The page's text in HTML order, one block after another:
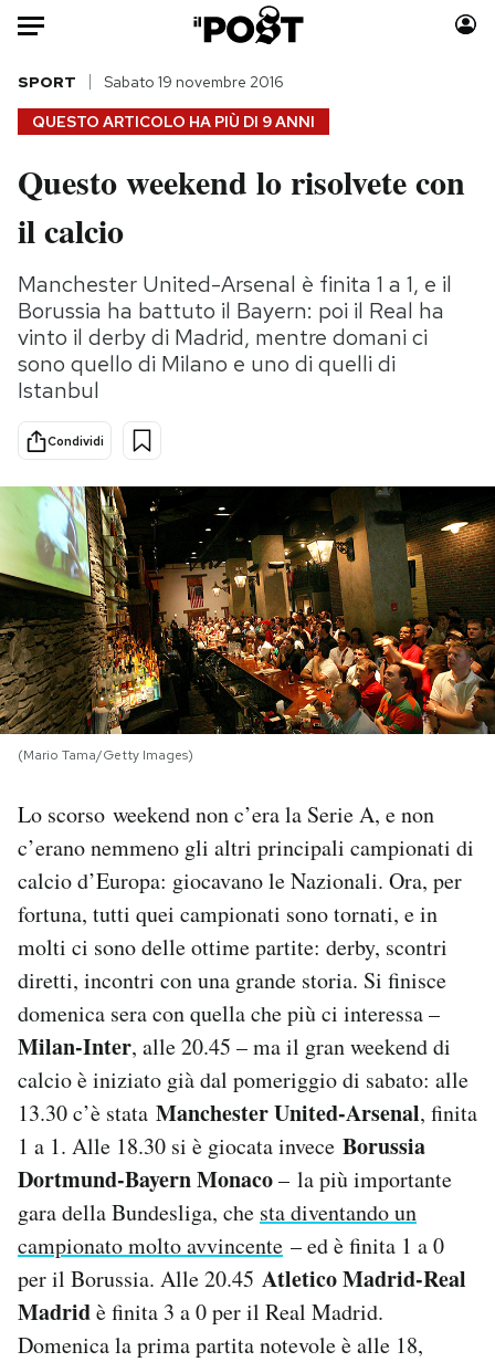
Auto
HOME
Italia
Politica
Tecnologia
Internet
Scienza
Cultura
Sport
Moda
Storie/Idee
Ok Boomer!
Media
Europa
PODCAST
NEWSLETTER
I MIEI PREFERITI
SHOP
Area Personale
Newsletter
Notifiche mobile
Regala il Post
Esci
QUESTO ARTICOLO HA PIÙ DI 9 ANNI
SPORT Sabato 19 novembre 2016
Questo weekend lo risolvete con
il calcio
Manchester United-Arsenal è finita 1 a 1, e il
Borussia ha battuto il Bayern: poi il Real ha
vinto il derby di Madrid, mentre domani ci
sono quello di Milano e uno di quelli di
Istanbul
Condividi
(Mario Tama/Getty Images)
Lo scorso weekend non c’era la Serie A, e non
c’erano nemmeno gli altri principali campionati di
calcio d’Europa: giocavano le Nazionali. Ora, per
fortuna, tutti quei campionati sono tornati, e in
molti ci sono delle ottime partite: derby, scontri
diretti, incontri con una grande storia. Si finisce
domenica sera con quella che più ci interessa –
Milan-Inter, alle 20.45 – ma il gran weekend di
calcio è iniziato già dal pomeriggio di sabato: alle
13.30 c’è stata Manchester United-Arsenal, finita
1 a 1. Alle 18.30 si è giocata invece Borussia
Dortmund-Bayern Monaco– la più importante
gara della Bundesliga, che sta diventando un
campionato molto avvincente – ed è finita 1 a 0
per il Borussia. Alle 20.45 Atletico Madrid-Real
Madridè finita 3 a 0 per il Real Madrid.
Domenica la prima partita notevole è alle 18,